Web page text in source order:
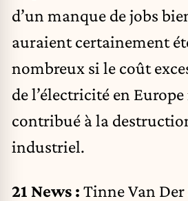
d’un manque de jobs
auraient certainement
nombreux si le coût
de l’électricité en Europe
contribué à la
industriel.
21 News : Tinne Van